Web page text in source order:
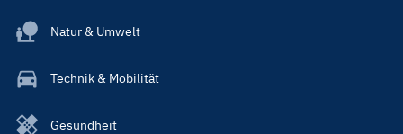
Natur & Umwelt
Technik & Mobilität
Gesundheit